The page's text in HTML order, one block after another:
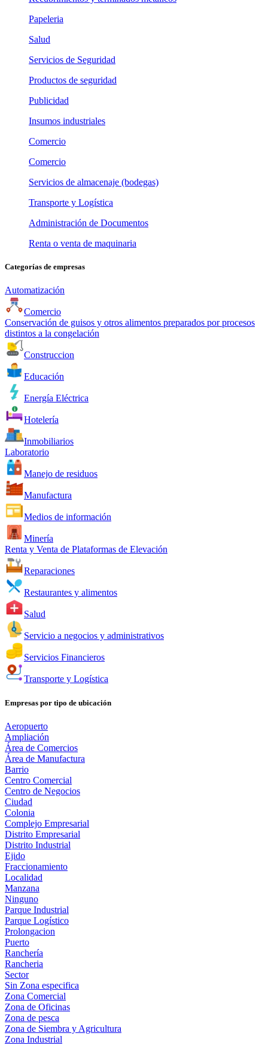
Papeleria
Salud
Servicios de Seguridad
Productos de seguridad
Publicidad
Insumos industriales
Comercio
Comercio
Servicios de almacenaje (bodegas)
Transporte y Logística
Administración de Documentos
Renta o venta de maquinaria
Categorías de empresas
Automatización
Comercio
Conservación de guisos y otros alimentos preparados por procesos
distintos a la congelación
Construccion
Educación
Energía Eléctrica
Hotelería
Inmobiliarios
Laboratorio
Manejo de residuos
Manufactura
Medios de información
Minería
Renta y Venta de Plataformas de Elevación
Reparaciones
Restaurantes y alimentos
Salud
Servicio a negocios y administrativos
Servicios Financieros
Transporte y Logística
Empresas por tipo de ubicación
Aeropuerto
Ampliación
Área de Comercios
Área de Manufactura
Barrio
Centro Comercial
Centro de Negocios
Ciudad
Colonia
Complejo Empresarial
Distrito Empresarial
Distrito Industrial
Ejido
Fraccionamiento
Localidad
Manzana
Ninguno
Parque Industrial
Parque Logístico
Prolongacion
Puerto
Ranchería
Rancheria
Sector
Sin Zona especifica
Zona Comercial
Zona de Oficinas
Zona de pesca
Zona de Siembra y Agricultura
Zona Industrial